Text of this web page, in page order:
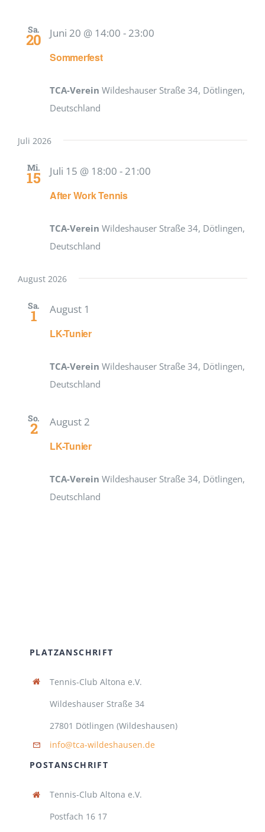
Sa.
20
Sommerfest
Juni 20 @ 14:00 - 23:00
TCA-Verein Wildeshauser Straße 34, Dötlingen,
Deutschland
Juli 2026
Mi.
15
After Work Tennis
Juli 15 @ 18:00 - 21:00
TCA-Verein Wildeshauser Straße 34, Dötlingen,
Deutschland
August 2026
Sa.
1
LK-Tunier
August 1
TCA-Verein Wildeshauser Straße 34, Dötlingen,
Deutschland
So.
2
LK-Tunier
August 2
TCA-Verein Wildeshauser Straße 34, Dötlingen,
Deutschland
PLATZANSCHRIFT
Tennis-Club Altona e.V.
Wildeshauser Straße 34
27801 Dötlingen (Wildeshausen)
info@tca-wildeshausen.de
POSTANSCHRIFT
Tennis-Club Altona e.V.
Postfach 16 17